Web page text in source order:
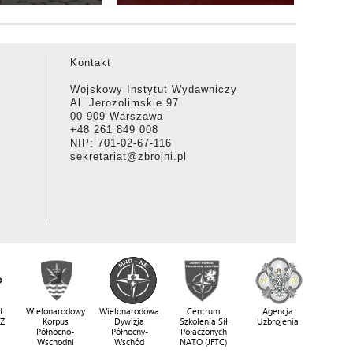
Kontakt
Wojskowy Instytut Wydawniczy
Al. Jerozolimskie 97
00-909 Warszawa
+48 261 849 008
NIP: 701-02-67-116
sekretariat@zbrojni.pl
Wielonarodowy
Korpus
Północno-
Wschodni
Wielonarodowa
Dywizja
Północny-
Wschód
Centrum
Szkolenia Sił
Połączonych
NATO (JFTC)
Agencja
Uzbrojenia